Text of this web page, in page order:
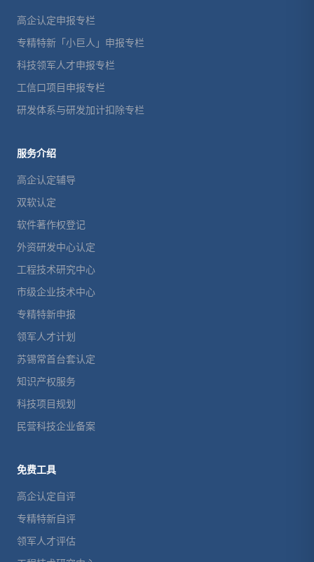
高企认定申报专栏
专精特新「小巨人」申报专栏
科技领军人才申报专栏
工信口项目申报专栏
研发体系与研发加计扣除专栏
服务介绍
高企认定辅导
双软认定
软件著作权登记
外资研发中心认定
工程技术研究中心
市级企业技术中心
专精特新申报
领军人才计划
苏锡常首台套认定
知识产权服务
科技项目规划
民营科技企业备案
免费工具
高企认定自评
专精特新自评
领军人才评估